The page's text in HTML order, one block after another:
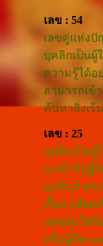
เลข : 54
เลขคู่แห่งปั
บุคลิกเป็นผู้
ความรู้ได้อ
สามารถเข้
ค้นหาสิ่งเร้
เลข : 25
บุคลิกเป็นผู้
จะเข้ากับผู้
อุปถัมภ์ ตร
เรื่อง (เสีย
แต่ยอมให้
หรือผู้ที่ทะเ